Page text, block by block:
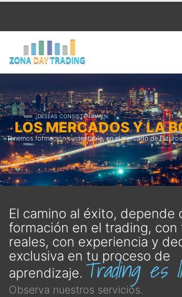
¿DESEAS CONSISTENCIA EN
LOS MERCADOS Y LA
Tenemos formación sustentable, en el mercado de
El camino al éxito, depende
formación en el trading, con
reales, con experiencia y
exclusiva en tu proceso de
aprendizaje. Trading es
Observa nuestros servicios.